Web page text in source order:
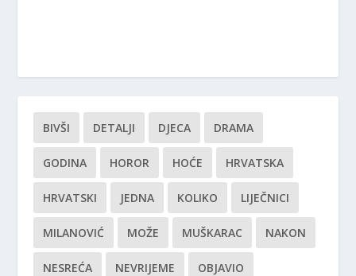
BIVŠI DETALJI DJECA DRAMA
GODINA HOROR HOĆE HRVATSKA
HRVATSKI JEDNA KOLIKO LIJEČNICI
MILANOVIĆ MOŽE MUŠKARAC NAKON
NESREĆA NEVRIJEME OBJAVIO